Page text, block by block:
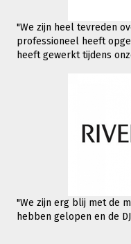
"We zijn heel tevreden
professioneel heeft
heeft gewerkt tijdens
"We zijn erg blij met de
hebben gelopen en de